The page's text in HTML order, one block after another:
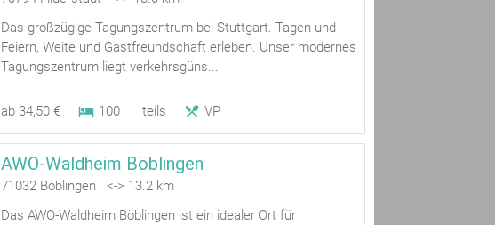
Das großzügige Tagungszentrum bei Stuttgart. Tagen und
Feiern, Weite und Gastfreundschaft erleben. Unser modernes
Tagungszentrum liegt verkehrsgüns...
ab 34,50 € 100 teils VP
AWO-Waldheim Böblingen
71032 Böblingen <-> 13.2 km
Das AWO-Waldheim Böblingen ist ein idealer Ort für